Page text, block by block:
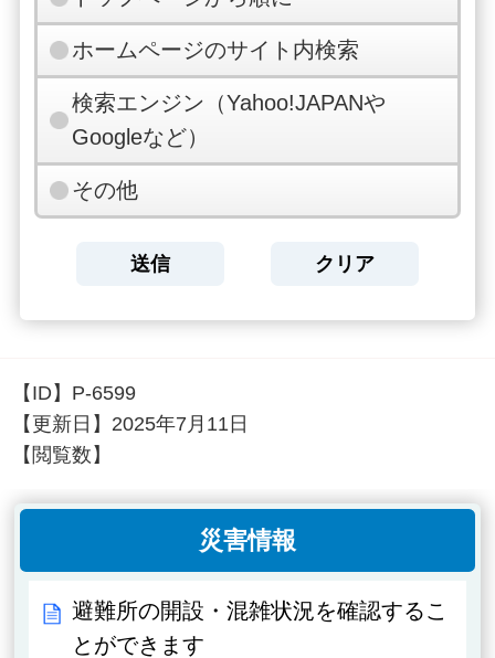
ホームページのサイト内検索
検索エンジン（Yahoo!JAPANや
Googleなど）
その他
【ID】 P-6599
【更新日】 2025年7月11日
【閲覧数】
災害情報
避難所の開設・混雑状況を確認するこ
とができます